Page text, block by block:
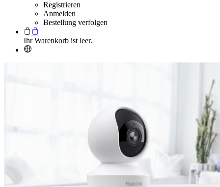
Registrieren
Anmelden
Bestellung verfolgen
Ihr Warenkorb ist leer.